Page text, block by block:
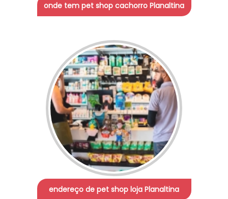
onde tem pet shop cachorro Planaltina
endereço de pet shop loja Planaltina